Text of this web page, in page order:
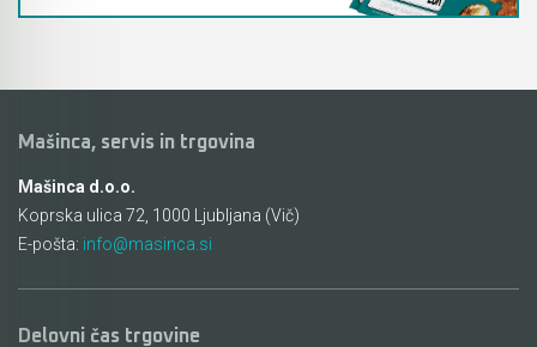
Mašinca, servis in trgovina
Mašinca d.o.o.
Koprska ulica 72, 1000 Ljubljana (Vič)
E-pošta: info@masinca.si
Delovni čas trgovine